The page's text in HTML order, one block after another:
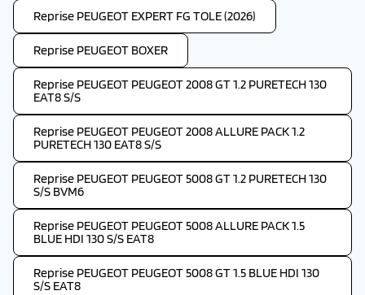
Reprise PEUGEOT EXPERT FG TOLE (2026)
Reprise PEUGEOT BOXER
Reprise PEUGEOT PEUGEOT 2008 GT 1.2 PURETECH 130
EAT8 S/S
Reprise PEUGEOT PEUGEOT 2008 ALLURE PACK 1.2
PURETECH 130 EAT8 S/S
Reprise PEUGEOT PEUGEOT 5008 GT 1.2 PURETECH 130
S/S BVM6
Reprise PEUGEOT PEUGEOT 5008 ALLURE PACK 1.5
BLUE HDI 130 S/S EAT8
Reprise PEUGEOT PEUGEOT 5008 GT 1.5 BLUE HDI 130
S/S EAT8